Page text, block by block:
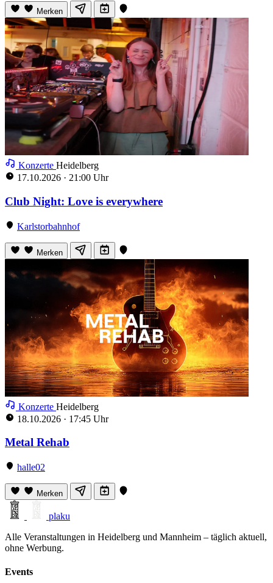
Merken
Konzerte Heidelberg
17.10.2026 · 21:00 Uhr
Club Night: Love is everywhere
Karlstorbahnhof
Merken
Konzerte Heidelberg
18.10.2026 · 17:45 Uhr
Metal Rehab
halle02
Merken
plaku
Alle Veranstaltungen in Heidelberg und Mannheim – täglich aktuell,
ohne Werbung.
Events